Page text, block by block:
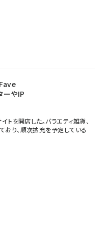
ーやIP
を開店した。バラエティ雑貨、
り、順次拡充を予定している